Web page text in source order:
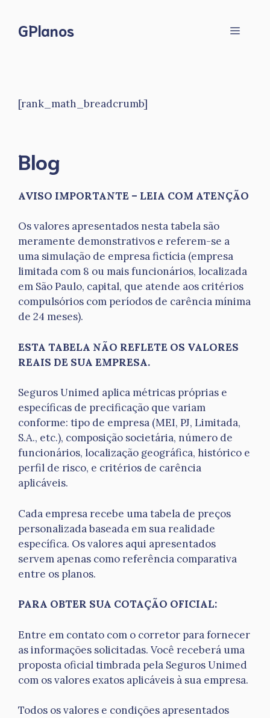
GPlanos Menu
[rank_math_breadcrumb]
Blog
AVISO IMPORTANTE – LEIA COM ATENÇÃO
Os valores apresentados nesta tabela são
meramente demonstrativos e referem-se a
uma simulação de empresa fictícia (empresa
limitada com 8 ou mais funcionários, localizada
em São Paulo, capital, que atende aos critérios
compulsórios com períodos de carência mínima
de 24 meses).
ESTA TABELA NÃO REFLETE OS VALORES
REAIS DE SUA EMPRESA.
Seguros Unimed aplica métricas próprias e
específicas de precificação que variam
conforme: tipo de empresa (MEI, PJ, Limitada,
S.A., etc.), composição societária, número de
funcionários, localização geográfica, histórico e
perfil de risco, e critérios de carência
aplicáveis.
Cada empresa recebe uma tabela de preços
personalizada baseada em sua realidade
específica. Os valores aqui apresentados
servem apenas como referência comparativa
entre os planos.
PARA OBTER SUA COTAÇÃO OFICIAL:
Entre em contato com o corretor para fornecer
as informações solicitadas. Você receberá uma
proposta oficial timbrada pela Seguros Unimed
com os valores exatos aplicáveis à sua empresa.
Todos os valores e condições apresentados